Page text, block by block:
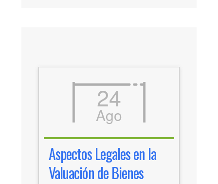
24
Ago
Aspectos Legales en la
Valuación de Bienes